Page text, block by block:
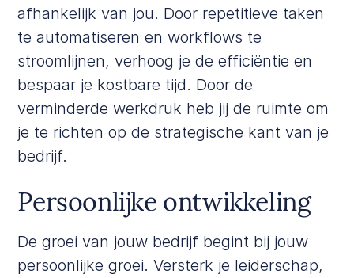
afhankelijk van jou. Door repetitieve taken
te automatiseren en workflows te
stroomlijnen, verhoog je de efficiëntie en
bespaar je kostbare tijd. Door de
verminderde werkdruk heb jij de ruimte om
je te richten op de strategische kant van je
bedrijf.
Persoonlijke ontwikkeling
De groei van jouw bedrijf begint bij jouw
persoonlijke groei. Versterk je leiderschap,